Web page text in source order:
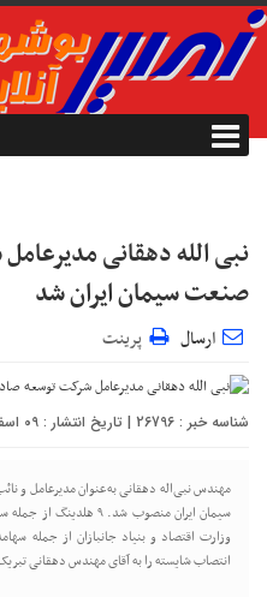
نبی الله دهقانی
صنعت سیمان ایران شد
ارسال پرینت
شناسه خبر : 26796 | تاریخ انتشار : ۰۹ اسفند ۱۴۰۳ - ۱۷:۴۵ | تعداد دیدگاه :
مهندس نبی‌اله دهقانی به‌عنوان مدیرعامل و
سیمان ایران منصوب شد.
وزارت اقتصاد و بنیاد جانبازان از جمله
انتصاب شایسته را به آقای مهندس دهقانی